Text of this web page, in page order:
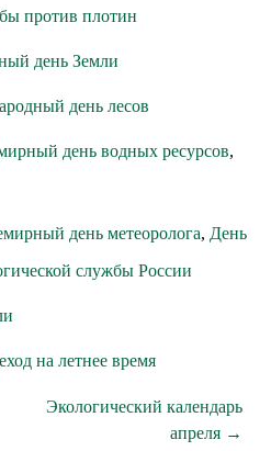
против плотин
день Земли
день лесов
день водных ресурсов,
день метеоролога, День
службы России
на летнее время
Экологический календарь
апреля →